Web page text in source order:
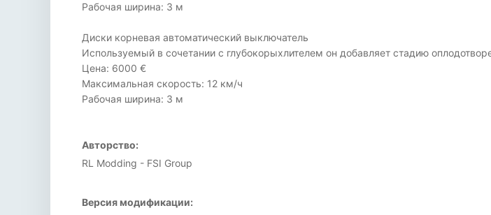
Рабочая ширина: 3 м
Диски корневая автоматический выключатель
Используемый в сочетании с глубокорыхлителем он добавляет стадию
Цена: 6000 €
Максимальная скорость: 12 км/ч
Рабочая ширина: 3 м
Авторство:
RL Modding - FSI Group
Версия модификации: